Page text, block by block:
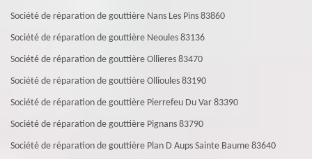
Société de réparation de gouttière Nans Les Pins 83860
Société de réparation de gouttière Neoules 83136
Société de réparation de gouttière Ollieres 83470
Société de réparation de gouttière Ollioules 83190
Société de réparation de gouttière Pierrefeu Du Var 83390
Société de réparation de gouttière Pignans 83790
Société de réparation de gouttière Plan D Aups Sainte Baume 83640